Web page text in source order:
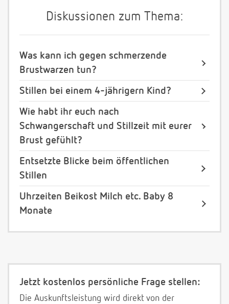
Diskussionen zum Thema:
Was kann ich gegen schmerzende
Brustwarzen tun?
Stillen bei einem 4-jährigern Kind?
Wie habt ihr euch nach
Schwangerschaft und Stillzeit mit eurer
Brust gefühlt?
Entsetzte Blicke beim öffentlichen
Stillen
Uhrzeiten Beikost Milch etc. Baby 8
Monate
Jetzt kostenlos persönliche Frage stellen:
Die Auskunftsleistung wird direkt von der